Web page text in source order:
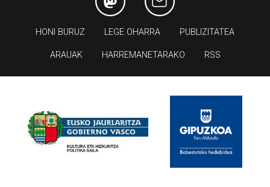
HONI BURUZ LEGE OHARRA PUBLIZITATEA
ARAUAK HARREMANETARAKO RSS